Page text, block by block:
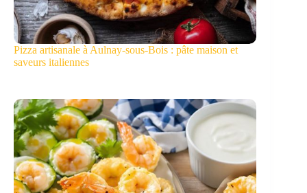
Pizza artisanale à Aulnay-sous-Bois : pâte maison et
saveurs italiennes